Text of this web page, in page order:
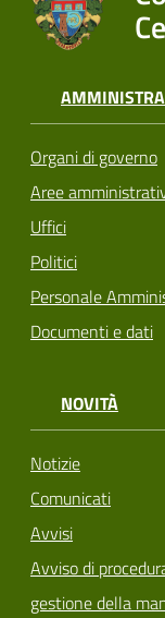
Organi di governo
Aree
Uffici
Politici
Personale
Documenti e dati
NOVITÀ
Notizie
Comunicati
Avvisi
Avviso di
gestione della